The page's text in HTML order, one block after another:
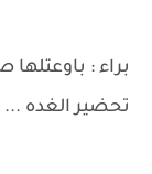
براء :
تحضير الغده